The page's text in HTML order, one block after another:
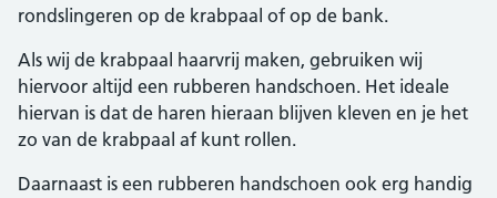
rondslingeren op de krabpaal of op de bank.
Als wij de krabpaal haarvrij maken, gebruiken wij
hiervoor altijd een rubberen handschoen. Het ideale
hiervan is dat de haren hieraan blijven kleven en je het
zo van de krabpaal af kunt rollen.
Daarnaast is een rubberen handschoen ook erg handig